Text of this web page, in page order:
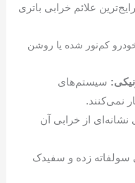
علائم خرابی باتری
کم‌نور شده یا روشن
سیستم‌های
نمی‌کنند.
نشانه‌ای از خرابی آن
زده و سفیدک